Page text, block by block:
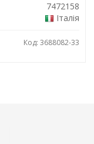
7472158
Італія
Код: 3688082-33